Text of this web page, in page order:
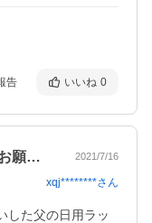
告 いいね 0
父の日に注文させて頂きました。お願いし… 2021/7/16
xqj********さん
した父の日用ラッ